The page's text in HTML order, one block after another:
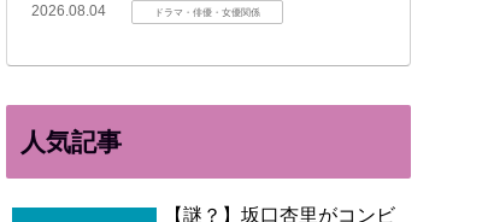
2026.08.04 ドラマ・俳優・女優関係
人気記事
【謎？】坂口杏里がコンビ